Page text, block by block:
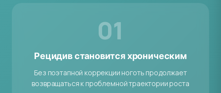
01
Рецидив становится хроническим
Без поэтапной коррекции ноготь продолжает
возвращаться к проблемной траектории роста